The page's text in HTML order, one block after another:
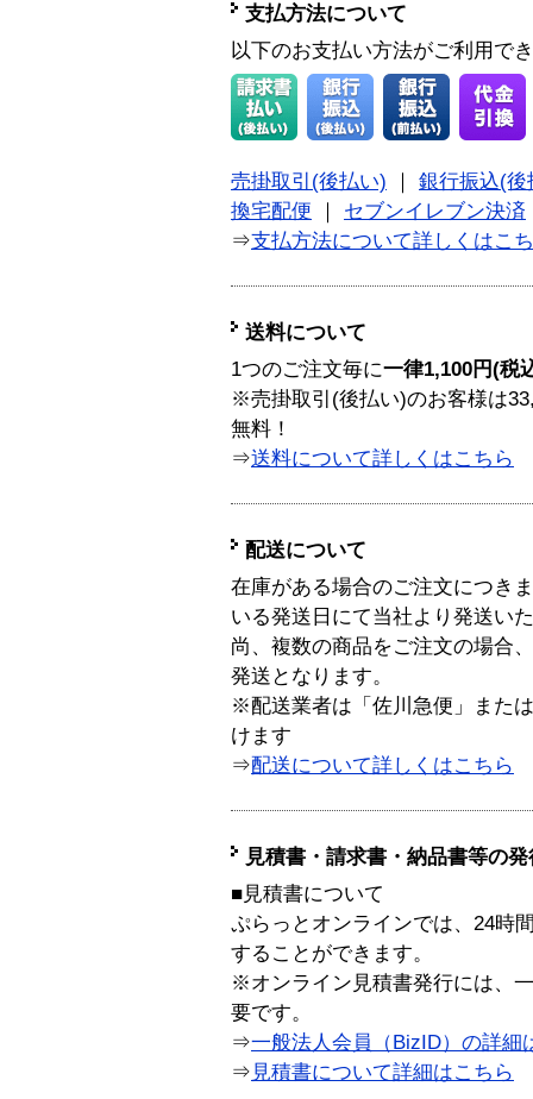
支払方法について
以下のお支払い方法がご利用で
売掛取引(後払い)
銀行振込(後
換宅配便
セブンイレブン決済
⇒支払方法について詳しくはこ
送料について
1つのご注文毎に一律1,100円(税
※売掛取引(後払い)のお客様は
無料！
⇒送料について詳しくはこちら
配送について
在庫がある場合のご注文につき
いる発送日にて当社より発送い
尚、複数の商品をご注文の場合
発送となります。
※配送業者は「佐川急便」また
けます
⇒配送について詳しくはこちら
見積書・請求書・納品書等の
■見積書について
ぷらっとオンラインでは、24時
することができます。
※オンライン見積書発行には、
要です。
⇒一般法人会員（BizID）の詳細
⇒ 見積書について詳細はこちら